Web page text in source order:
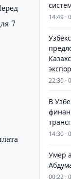
7
14:49 ·
22:30 ·
В
14:30 ·
Умер
00:22 ·